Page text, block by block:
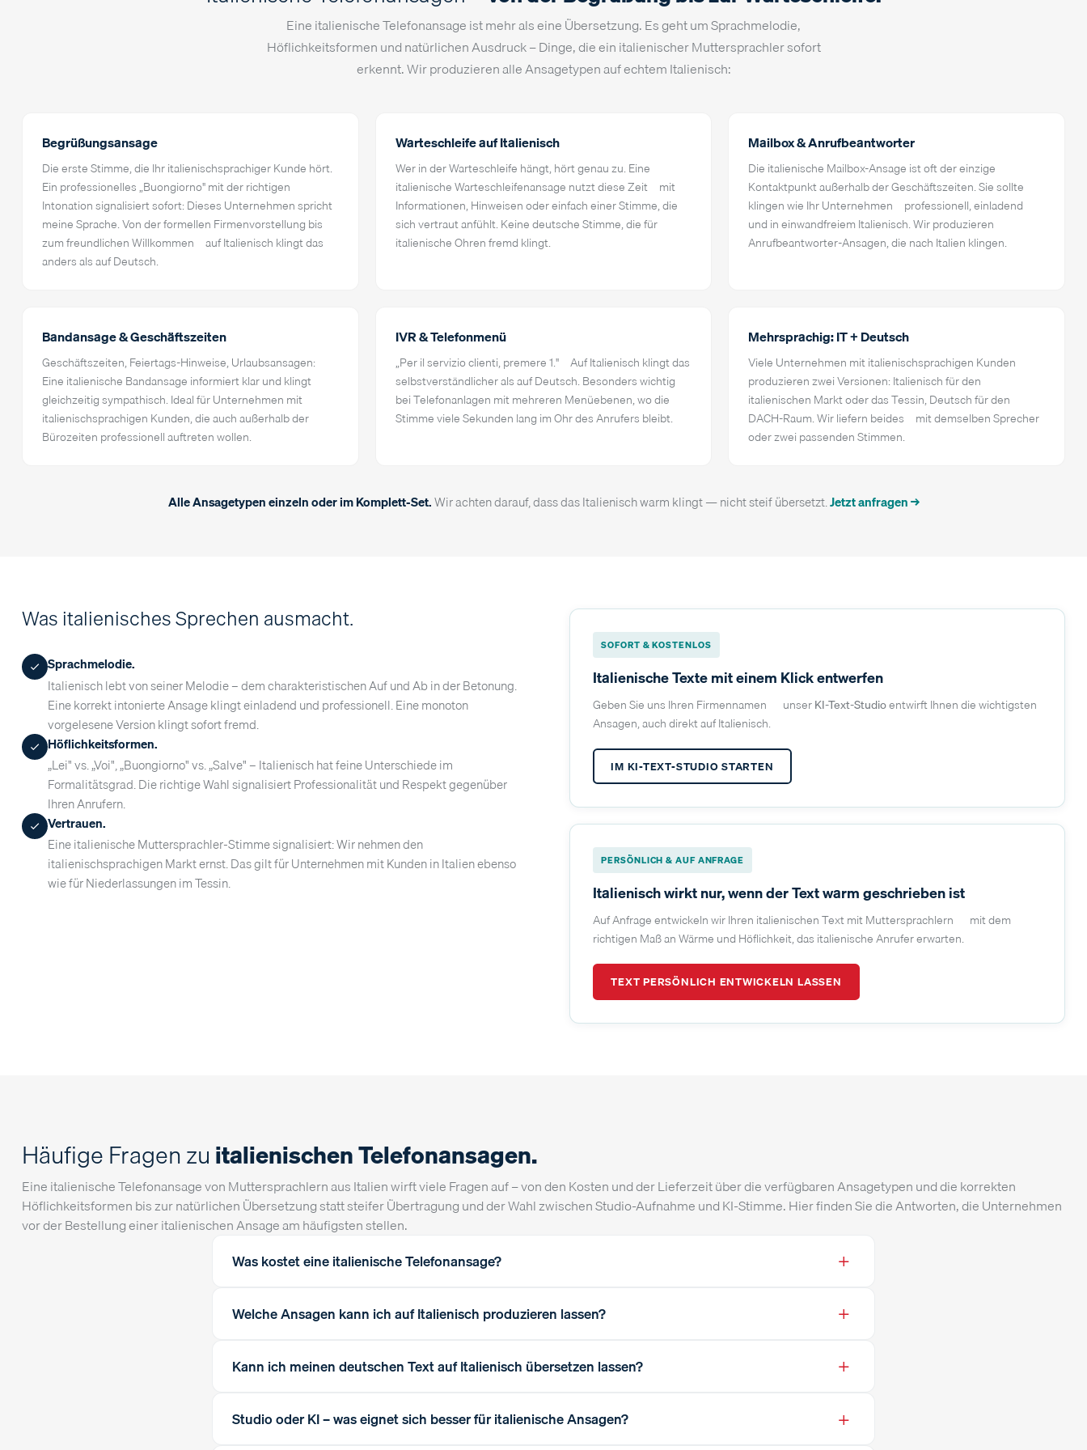
Eine italienische Telefonansage ist mehr als eine Übersetzung. Es geht um Sprachmelodie,
Höflichkeitsformen und natürlichen Ausdruck – Dinge, die ein italienischer Muttersprachler sofort
erkennt. Wir produzieren alle Ansagetypen auf echtem Italienisch:
Begrüßungsansage
Die erste Stimme, die Ihr italienischsprachiger Kunde hört.
Ein professionelles „Buongiorno" mit der richtigen
Intonation signalisiert sofort: Dieses Unternehmen spricht
meine Sprache. Von der formellen Firmenvorstellung bis
zum freundlichen Willkommen – auf Italienisch klingt das
anders als auf Deutsch.
Warteschleife auf Italienisch
Wer in der Warteschleife hängt, hört genau zu. Eine
italienische Warteschleifenansage nutzt diese Zeit – mit
Informationen, Hinweisen oder einfach einer Stimme, die
sich vertraut anfühlt. Keine deutsche Stimme, die für
italienische Ohren fremd klingt.
Mailbox & Anrufbeantworter
Die italienische Mailbox-Ansage ist oft der einzige
Kontaktpunkt außerhalb der Geschäftszeiten. Sie sollte
klingen wie Ihr Unternehmen – professionell, einladend
und in einwandfreiem Italienisch. Wir produzieren
Anrufbeantworter-Ansagen, die nach Italien klingen.
Bandansage & Geschäftszeiten
Geschäftszeiten, Feiertags-Hinweise, Urlaubsansagen:
Eine italienische Bandansage informiert klar und klingt
gleichzeitig sympathisch. Ideal für Unternehmen mit
italienischsprachigen Kunden, die auch außerhalb der
Bürozeiten professionell auftreten wollen.
IVR & Telefonmenü
„Per il servizio clienti, premere 1." – Auf Italienisch klingt das
selbstverständlicher als auf Deutsch. Besonders wichtig
bei Telefonanlagen mit mehreren Menüebenen, wo die
Stimme viele Sekunden lang im Ohr des Anrufers bleibt.
Mehrsprachig: IT + Deutsch
Viele Unternehmen mit italienischsprachigen Kunden
produzieren zwei Versionen: Italienisch für den
italienischen Markt oder das Tessin, Deutsch für den
DACH-Raum. Wir liefern beides – mit demselben Sprecher
oder zwei passenden Stimmen.
Alle Ansagetypen einzeln oder im Komplett-Set.Wir achten darauf, dass das Italienisch warm klingt — nicht steif übersetzt.Jetzt anfragen →
Was italienisches Sprechen ausmacht.
Sprachmelodie.
Italienisch lebt von seiner Melodie – dem charakteristischen Auf und Ab in der Betonung.
Eine korrekt intonierte Ansage klingt einladend und professionell. Eine monoton
vorgelesene Version klingt sofort fremd.
Höflichkeitsformen.
„Lei" vs. „Voi", „Buongiorno" vs. „Salve" – Italienisch hat feine Unterschiede im
Formalitätsgrad. Die richtige Wahl signalisiert Professionalität und Respekt gegenüber
Ihren Anrufern.
Vertrauen.
Eine italienische Muttersprachler-Stimme signalisiert: Wir nehmen den
italienischsprachigen Markt ernst. Das gilt für Unternehmen mit Kunden in Italien ebenso
wie für Niederlassungen im Tessin.
SOFORT & KOSTENLOS
Italienische Texte mit einem Klick entwerfen
Geben Sie uns Ihren Firmennamen — unserKI-Text-Studioentwirft Ihnen die wichtigsten
Ansagen, auch direkt auf Italienisch.
IM KI-TEXT-STUDIO STARTEN
PERSÖNLICH & AUF ANFRAGE
Italienisch wirkt nur, wenn der Text warm geschrieben ist
Auf Anfrage entwickeln wir Ihren italienischen Text mit Muttersprachlern — mit dem
richtigen Maß an Wärme und Höflichkeit, das italienische Anrufer erwarten.
TEXT PERSÖNLICH ENTWICKELN LASSEN
Häufige Fragen zuitalienischen Telefonansagen.
Eine italienische Telefonansage von Muttersprachlern aus Italien wirft viele Fragen auf – von den Kosten und der Lieferzeit über die verfügbaren Ansagetypen und die korrekten
Höflichkeitsformen bis zur natürlichen Übersetzung statt steifer Übertragung und der Wahl zwischen Studio-Aufnahme und KI-Stimme. Hier finden Sie die Antworten, die Unternehmen
vor der Bestellung einer italienischen Ansage am häufigsten stellen.
Was kostet eine italienische Telefonansage? +
Welche Ansagen kann ich auf Italienisch produzieren lassen? +
Kann ich meinen deutschen Text auf Italienisch übersetzen lassen? +
Studio oder KI – was eignet sich besser für italienische Ansagen? +